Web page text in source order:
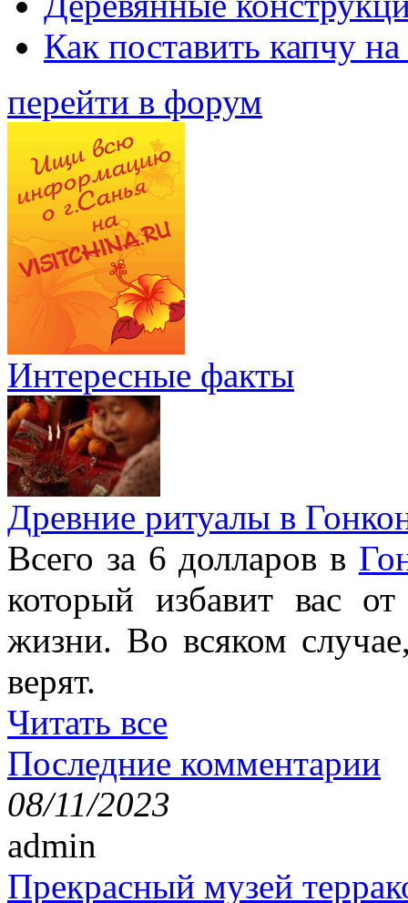
Как поставить капчу
перейти в форум
Интересные факты
Древние ритуалы в
Всего за 6 долларов в
который избавит вас
жизни. Во всяком
верят.
Читать все
Последние комментарии
08/11/2023
admin
Прекрасный музей